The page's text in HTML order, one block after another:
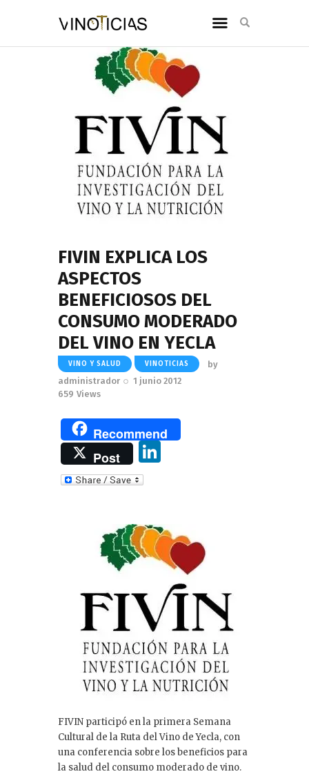
FIVIN EXPLICA LOS
ASPECTOS
BENEFICIOSOS DEL
CONSUMO MODERADO
DEL VINO EN YECLA
VINO Y SALUD VINOTICIAS
by
administrador
1 junio 2012
659 Views
Recommend
Post
dI
n
FIVIN participó en la primera Semana
Cultural de la Ruta del Vino de Yecla, con
una conferencia sobre los beneficios para
la salud del consumo moderado de vino.